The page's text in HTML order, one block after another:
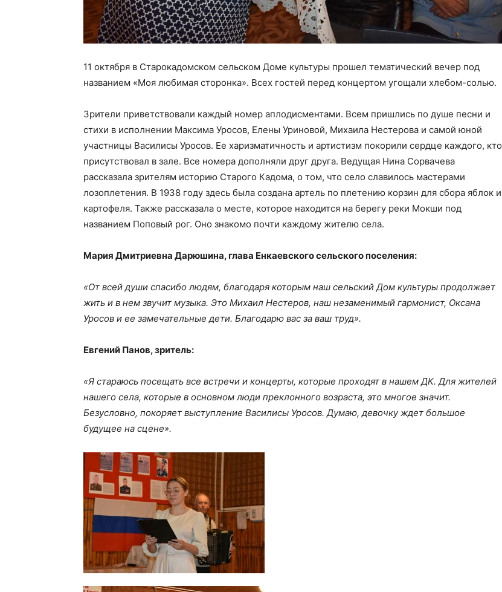
11 октября в Старокадомском сельском Доме культуры прошел тематический вечер под
названием «Моя любимая сторонка». Всех гостей перед концертом угощали хлебом-солью.
Зрители приветствовали каждый номер аплодисментами. Всем пришлись по душе песни и
стихи в исполнении Максима Уросов, Елены Уриновой, Михаила Нестерова и самой юной
участницы Василисы Уросов. Ее харизматичность и артистизм покорили сердце каждого, кто
присутствовал в зале. Все номера дополняли друг друга. Ведущая Нина Сорвачева
рассказала зрителям историю Старого Кадома, о том, что село славилось мастерами
лозоплетения. В 1938 году здесь была создана артель по плетению корзин для сбора яблок и
картофеля. Также рассказала о месте, которое находится на берегу реки Мокши под
названием Поповый рог. Оно знакомо почти каждому жителю села.
Мария Дмитриевна Дарюшина, глава Енкаевского сельского поселения:
«От всей души спасибо людям, благодаря которым наш сельский Дом культуры продолжает
жить и в нем звучит музыка. Это Михаил Нестеров, наш незаменимый гармонист, Оксана
Уросов и ее замечательные дети. Благодарю вас за ваш труд».
Евгений Панов, зритель:
«Я стараюсь посещать все встречи и концерты, которые проходят в нашем ДК. Для жителей
нашего села, которые в основном люди преклонного возраста, это многое значит.
Безусловно, покоряет выступление Василисы Уросов. Думаю, девочку ждет большое
будущее на сцене».